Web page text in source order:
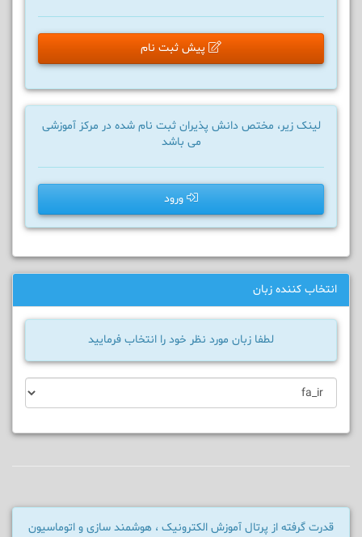
پیش ثبت نام
لینک زیر، مختص دانش پذیران ثبت نام شده در مرکز آموزشی
می باشد
ورود
انتخاب کننده زبان
لطفا زبان مورد نظر خود را انتخاب فرمایید
قدرت گرفته از پرتال آموزش الکترونیک ، هوشمند سازی و اتوماسیون